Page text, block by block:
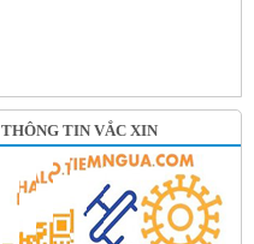
THÔNG TIN VẮC XIN